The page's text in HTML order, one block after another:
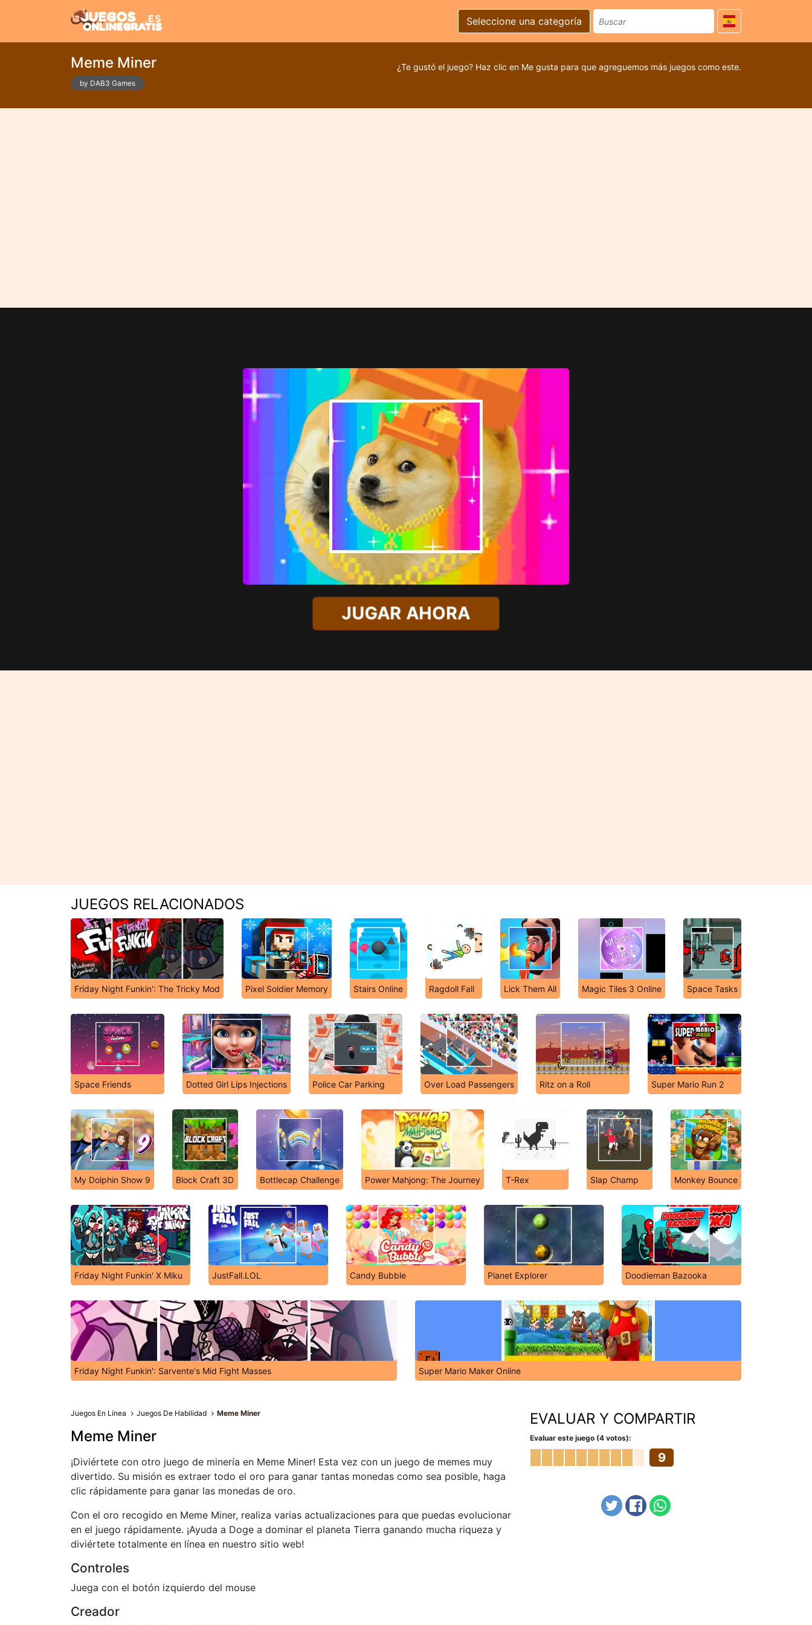
Seleccione una categoría
Meme Miner
by DAB3 Games
¿Te gustó el juego? Haz clic en Me gusta para que agreguemos más juegos como este.
JUGAR AHORA
JUEGOS RELACIONADOS
Friday Night Funkin': The Tricky Mod Pixel Soldier Memory Stairs Online Ragdoll Fall Lick Them All Magic Tiles 3 Online Space Tasks
Space Friends Dotted Girl Lips Injections Police Car Parking Over Load Passengers Ritz on a Roll Super Mario Run 2
My Dolphin Show 9 Block Craft 3D Bottlecap Challenge Power Mahjong: The Journey T-Rex Slap Champ Monkey Bounce
Friday Night Funkin' X Miku JustFall.LOL Candy Bubble Planet Explorer Doodieman Bazooka
Friday Night Funkin': Sarvente's Mid Fight Masses Super Mario Maker Online
Juegos En Línea Juegos De Habilidad Meme Miner
Meme Miner
¡Diviértete con otro juego de minería en Meme Miner! Esta vez con un juego de memes muy
divertido. Su misión es extraer todo el oro para ganar tantas monedas como sea posible, haga
clic rápidamente para ganar las monedas de oro.
Con el oro recogido en Meme Miner, realiza varias actualizaciones para que puedas evolucionar
en el juego rápidamente. ¡Ayuda a Doge a dominar el planeta Tierra ganando mucha riqueza y
diviértete totalmente en línea en nuestro sitio web!
Controles
Juega con el botón izquierdo del mouse
Creador
EVALUAR Y COMPARTIR
Evaluar este juego (4 votos):
9